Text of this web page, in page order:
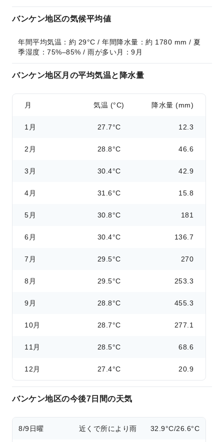
バンケン地区の気候平均値
年間平均気温：約 29°C / 年間降水量：約 1780 mm / 夏
季湿度：75%–85% / 雨が多い月：9月
バンケン地区月の平均気温と降水量
月 気温 (°C) 降水量 (mm)
1月 27.7°C 12.3
2月 28.8°C 46.6
3月 30.4°C 42.9
4月 31.6°C 15.8
5月 30.8°C 181
6月 30.4°C 136.7
7月 29.5°C 270
8月 29.5°C 253.3
9月 28.8°C 455.3
10月 28.7°C 277.1
11月 28.5°C 68.6
12月 27.4°C 20.9
バンケン地区の今後7日間の天気
8/9日曜 近くで所により雨 32.9°C/26.6°C